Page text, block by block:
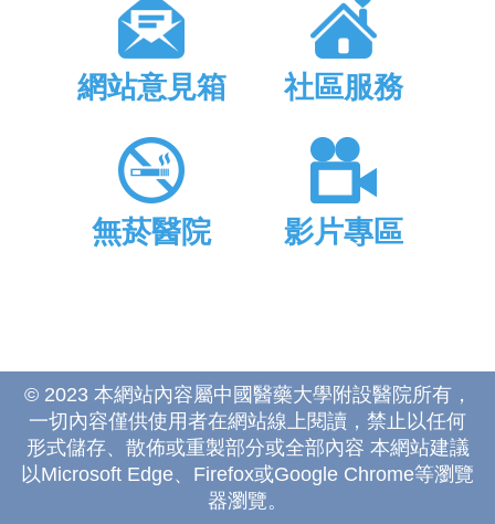
網站意見箱 社區服務
無菸醫院 影片專區
© 2023 本網站內容屬中國醫藥大學附設醫院所有，
一切內容僅供使用者在網站線上閱讀，禁止以任何
形式儲存、散佈或重製部分或全部內容 本網站建議
以Microsoft Edge、Firefox或Google Chrome等瀏覽
器瀏覽。